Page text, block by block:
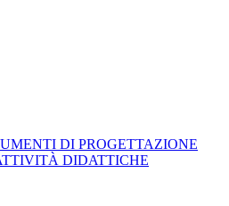
DI PROGETTAZIONE
DIDATTICHE